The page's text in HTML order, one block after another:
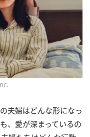
夫婦はどんな形になっ
、愛が深まっているの